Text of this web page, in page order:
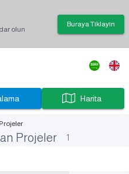
olun
Buraya Tıklayın
Harita
Projeler 1